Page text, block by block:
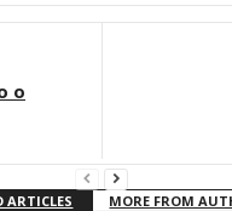
o
ARTICLES MORE FROM